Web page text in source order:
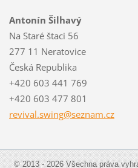
Antonín Šilhavý
Na Staré štaci 56
277 11 Neratovice
Česká Republika
+420 603 441 769
+420 603 477 801
revival.swing@seznam.cz
© 2013 - 2026 Všechna práva